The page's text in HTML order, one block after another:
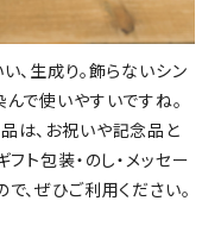
、生成り。飾らないシン
で使いやすいですね。
は、お祝いや記念品と
ト包装・のし・メッセー
、ぜひご利用ください。